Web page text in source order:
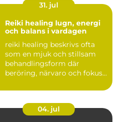
31. jul
Reiki healing lugn, energi
och balans i vardagen
reiki healing beskrivs ofta
som en mjuk och stillsam
behandlingsform där
beröring, närvaro och fokus...
04. jul